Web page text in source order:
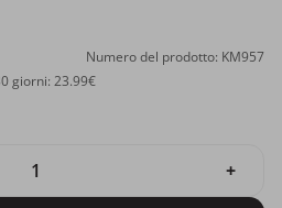
Numero del prodotto: KM957
giorni: 23.99€
+